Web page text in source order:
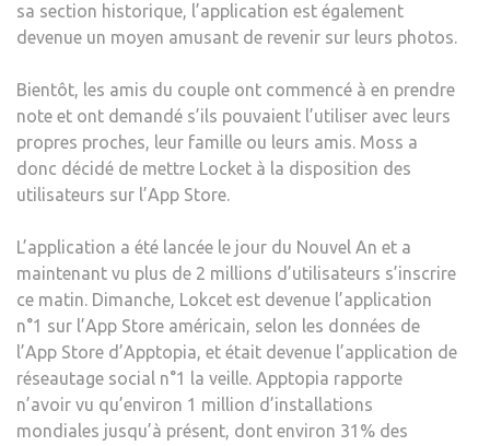
sa section historique, l’application est également
devenue un moyen amusant de revenir sur leurs photos.
Bientôt, les amis du couple ont commencé à en prendre
note et ont demandé s’ils pouvaient l’utiliser avec leurs
propres proches, leur famille ou leurs amis. Moss a
donc décidé de mettre Locket à la disposition des
utilisateurs sur l’App Store.
L’application a été lancée le jour du Nouvel An et a
maintenant vu plus de 2 millions d’utilisateurs s’inscrire
ce matin. Dimanche, Lokcet est devenue l’application
n°1 sur l’App Store américain, selon les données de
l’App Store d’Apptopia, et était devenue l’application de
réseautage social n°1 la veille. Apptopia rapporte
n’avoir vu qu’environ 1 million d’installations
mondiales jusqu’à présent, dont environ 31% des